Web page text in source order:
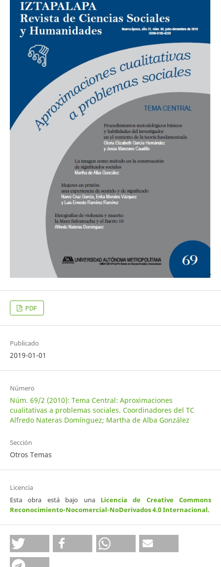
PDF
Publicado
2019-01-01
Número
Núm. 69/2 (2010): Tema Central: Aproximaciones
cualitativas a problemas sociales. Coordinadores del TC
Alfredo Nateras Domínguez; Martha de Alba González
Sección
Otros Temas
Licencia
Esta obra está bajo una Licencia de Creative Commons
Reconocimiento-Nocomercial-NoDerivados 4.0 Internacional.